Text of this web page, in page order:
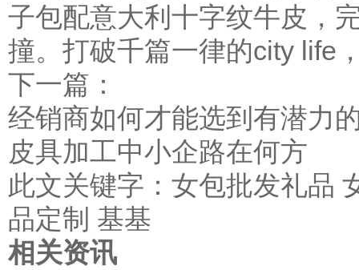
子包配意大利十字纹牛皮，
撞。打破千篇一律的city life
下一篇：
经销商如何才能选到有潜力
皮具加工中小企路在何方
此文关键字： 女包批发礼品
品定制 基基
相关资讯